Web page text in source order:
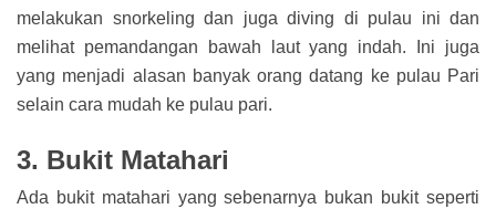
melakukan snorkeling dan juga diving di pulau ini dan
melihat pemandangan bawah laut yang indah. Ini juga
yang menjadi alasan banyak orang datang ke pulau Pari
selain cara mudah ke pulau pari.
3. Bukit Matahari
Ada bukit matahari yang sebenarnya bukan bukit seperti